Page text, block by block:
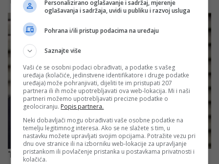
Personalizirano oglašavanje i sadržaj, mjerenje
oglašavanja i sadržaja, uvidi u publiku i razvoj usluga
Pohrana i/ili pristup podacima na uređaju
Saznajte više
Vaši će se osobni podaci obrađivati, a podatke s vašeg
uređaja (kolačiće, jedinstvene identifikatore i druge podatke
uređaja) može pohranjivati, dijeliti te im pristupati 207
partnera ili ih može upotrebljavati ova web-lokacija. Mi i naši
partneri možemo upotrebljavati precizne podatke o
geolociranju. Popis partnera.
Neki dobavljači mogu obrađivati vaše osobne podatke na
temelju legitimnog interesa. Ako se ne slažete s tim, u
nastavku možete upravljati svojim opcijama. Potražite vezu pri
dnu ove stranice ili na izborniku web-lokacije za upravljanje
pristankom ili povlačenje pristanka u postavkama privatnosti i
kolačića.